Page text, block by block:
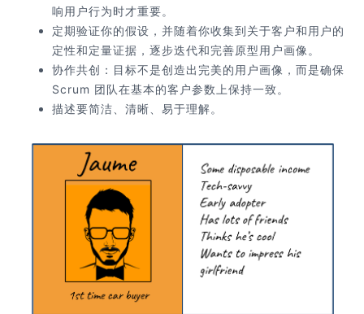
响用户行为时才重要。
定期验证你的假设，并随着你收集到关于客户和用户的
定性和定量证据，逐步迭代和完善原型用户画像。
协作共创：目标不是创造出完美的用户画像，而是确保
Scrum 团队在基本的客户参数上保持一致。
描述要简洁、清晰、易于理解。